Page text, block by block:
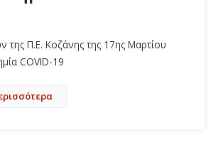
της Π.Ε. Κοζάνης της 17ης Μαρτίου
COVID-19